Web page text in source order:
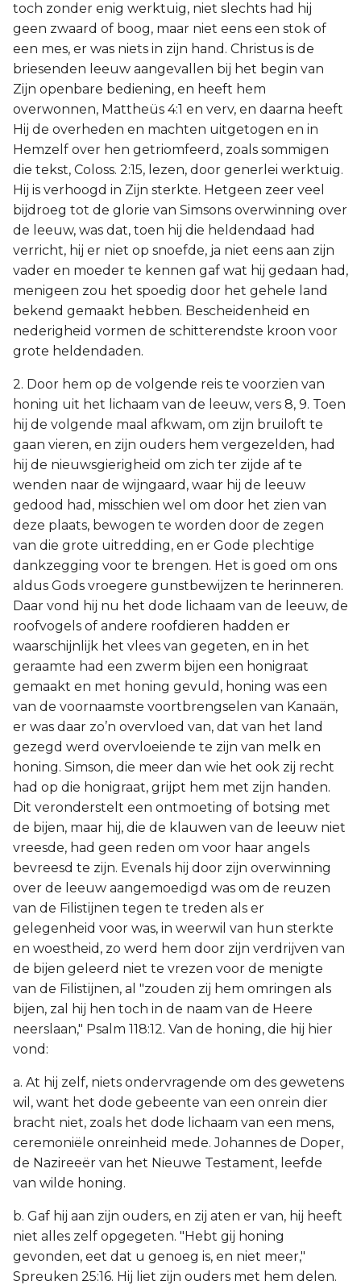
toch zonder enig werktuig, niet slechts had hij
geen zwaard of boog, maar niet eens een stok of
een mes, er was niets in zijn hand. Christus is de
briesenden leeuw aangevallen bij het begin van
Zijn openbare bediening, en heeft hem
overwonnen, Mattheüs 4:1 en verv, en daarna heeft
Hij de overheden en machten uitgetogen en in
Hemzelf over hen getriomfeerd, zoals sommigen
die tekst, Coloss. 2:15, lezen, door generlei werktuig.
Hij is verhoogd in Zijn sterkte. Hetgeen zeer veel
bijdroeg tot de glorie van Simsons overwinning over
de leeuw, was dat, toen hij die heldendaad had
verricht, hij er niet op snoefde, ja niet eens aan zijn
vader en moeder te kennen gaf wat hij gedaan had,
menigeen zou het spoedig door het gehele land
bekend gemaakt hebben. Bescheidenheid en
nederigheid vormen de schitterendste kroon voor
grote heldendaden.
2. Door hem op de volgende reis te voorzien van
honing uit het lichaam van de leeuw, vers 8, 9. Toen
hij de volgende maal afkwam, om zijn bruiloft te
gaan vieren, en zijn ouders hem vergezelden, had
hij de nieuwsgierigheid om zich ter zijde af te
wenden naar de wijngaard, waar hij de leeuw
gedood had, misschien wel om door het zien van
deze plaats, bewogen te worden door de zegen
van die grote uitredding, en er Gode plechtige
dankzegging voor te brengen. Het is goed om ons
aldus Gods vroegere gunstbewijzen te herinneren.
Daar vond hij nu het dode lichaam van de leeuw, de
roofvogels of andere roofdieren hadden er
waarschijnlijk het vlees van gegeten, en in het
geraamte had een zwerm bijen een honigraat
gemaakt en met honing gevuld, honing was een
van de voornaamste voortbrengselen van Kanaän,
er was daar zo’n overvloed van, dat van het land
gezegd werd overvloeiende te zijn van melk en
honing. Simson, die meer dan wie het ook zij recht
had op die honigraat, grijpt hem met zijn handen.
Dit veronderstelt een ontmoeting of botsing met
de bijen, maar hij, die de klauwen van de leeuw niet
vreesde, had geen reden om voor haar angels
bevreesd te zijn. Evenals hij door zijn overwinning
over de leeuw aangemoedigd was om de reuzen
van de Filistijnen tegen te treden als er
gelegenheid voor was, in weerwil van hun sterkte
en woestheid, zo werd hem door zijn verdrijven van
de bijen geleerd niet te vrezen voor de menigte
van de Filistijnen, al "zouden zij hem omringen als
bijen, zal hij hen toch in de naam van de Heere
neerslaan," Psalm 118:12. Van de honing, die hij hier
vond:
a. At hij zelf, niets ondervragende om des gewetens
wil, want het dode gebeente van een onrein dier
bracht niet, zoals het dode lichaam van een mens,
ceremoniële onreinheid mede. Johannes de Doper,
de Nazireeër van het Nieuwe Testament, leefde
van wilde honing.
b. Gaf hij aan zijn ouders, en zij aten er van, hij heeft
niet alles zelf opgegeten. "Hebt gij honing
gevonden, eet dat u genoeg is, en niet meer,"
Spreuken 25:16. Hij liet zijn ouders met hem delen.